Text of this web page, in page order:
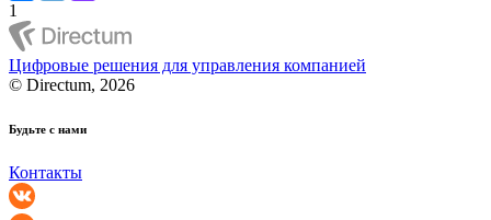
1
Цифровые решения для управления компанией
© Directum, 2026
Будьте с нами
Контакты